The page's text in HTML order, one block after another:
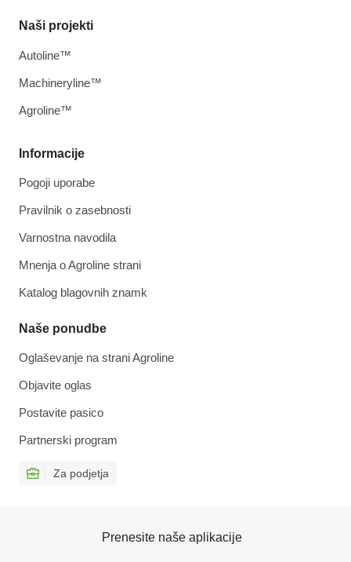
Informacije
Pogoji uporabe
Pravilnik o zasebnosti
Varnostna navodila
Mnenja o Agroline strani
Katalog blagovnih znamk
Naše ponudbe
Oglaševanje na strani Agroline
Objavite oglas
Postavite pasico
Partnerski program
Za podjetja
Naši projekti
Autoline™
Machineryline™
Agroline™
Prenesite naše aplikacije